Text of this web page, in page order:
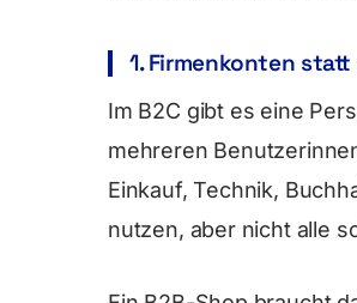
1. Firmenkonten
Im B2C gibt es eine
mehreren
Einkauf, Technik,
nutzen, aber nicht alle